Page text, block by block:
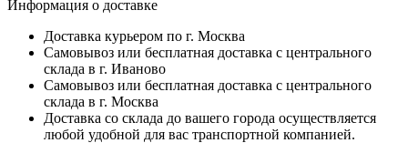
Информация о доставке
Доставка курьером по г. Москва
Самовывоз или бесплатная доставка с центрального
склада в г. Иваново
Самовывоз или бесплатная доставка с центрального
склада в г. Москва
Доставка со склада до вашего города осуществляется
любой удобной для вас транспортной компанией.